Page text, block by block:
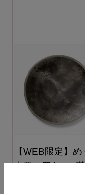
【WEB限定】め
中皿 四分一 -満